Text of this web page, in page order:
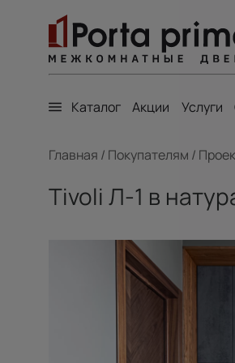
Каталог Акции Услуги
Главная / Покупателям /
Tivoli Л-1 в